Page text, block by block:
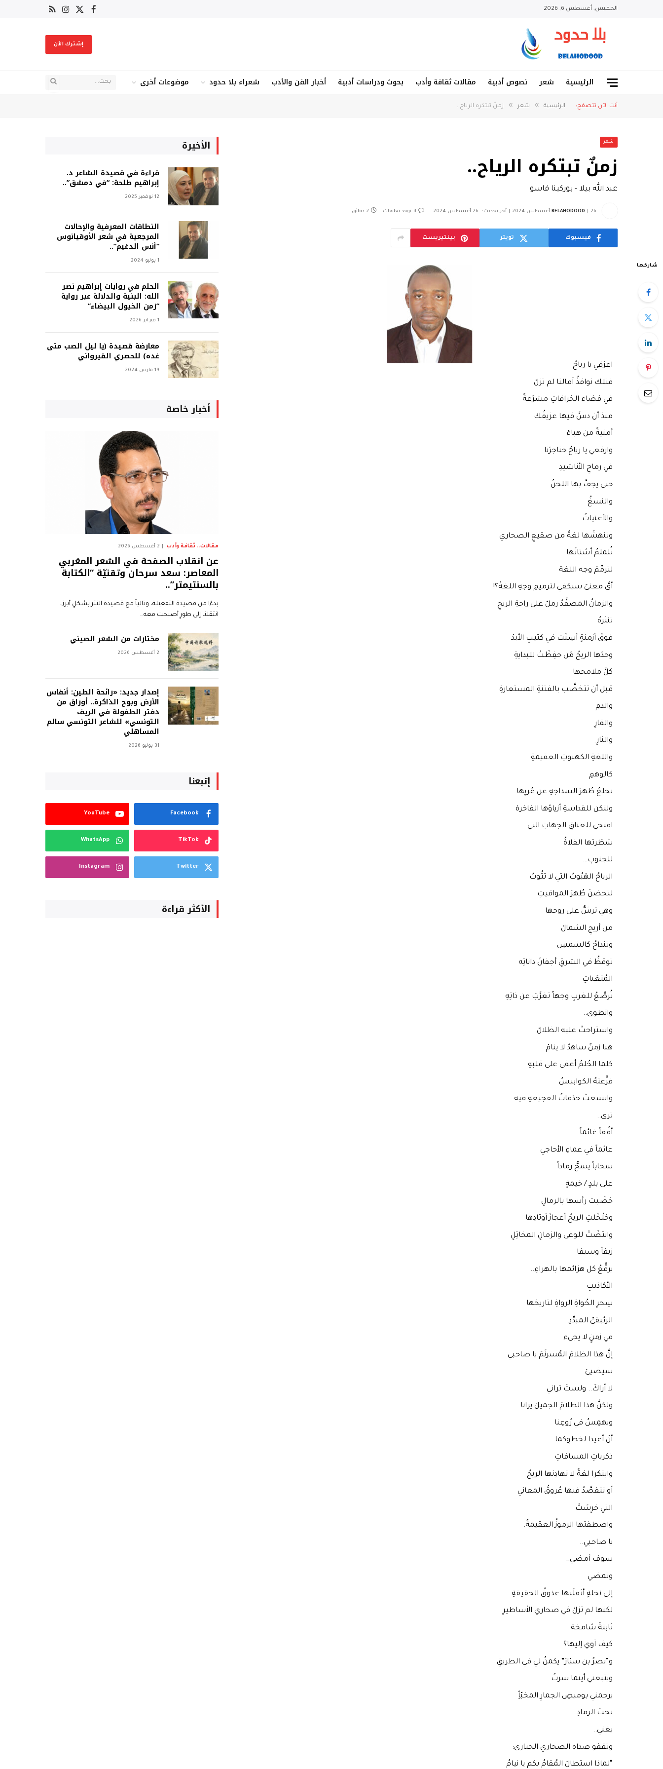
الخميس, أغسطس 6, 2026
فيسبوك
X
الانستغرام
RSS
إشترك الآن
الرئيسية شعر نصوص أدبية مقالات ثقافة وأدب بحوث ودراسات أدبية أخبار الفن والأدب شعراء بلا حدود موضوعات أخرى
أنت الآن تتصفح: الرئيسية » شعر » زمنٌ تبتكره الرياح..
شعر
زمنٌ تبتكره الرياح..
عبد الله بيلا - بوركينا فاسو
BELAHODOOD 26 أغسطس 2024 آخر تحديث: 26 أغسطس 2024 لا توجد تعليقات 2 دقائق
فيسبوك تويتر بينتيريست
شاركها
اعزفي يا رياحُ
فتلك نوافذُ آمالنا لم تزلْ
في فضاء الخرافاتِ مشرَعةً
منذ أن دسَّ فيها عزيفُك
أمنيةً من هباءْ
وارفعي يا رياحُ حناجرَنا
في رماحِ الأناشيدِ
حتى يجفَّ بها اللحنُ
والنسغُ
والأغنياتُ
وتنهشَها لغةٌ من صقيعِ الصحاري
تُلملمُ أشتاتَها
لترمِّمَ وجه اللغة
أيُّ معنىً سيكفي لترميمِ وجهِ اللغةْ؟!
والزمانُ المصفَّدُ رملٌ على راحةِ الريحِ
تنثرهُ
فوقَ أزمنةٍ أسِنَت في كثيبِ الأبدْ
وحدَها الريحُ مَن حفِظَتْ للبدايةِ
كلَّ ملامحها
قبل أن تتخضَّب بالفتنةِ المستعارةِ
والدمِ
والقارِ
والنارِ
واللغةِ الكهنوتِ العقيمةِ
كالوهمِ
تخلعُ طُهرَ السذاجةِ عن عُريِها
ولتكن للقداسةِ أزياؤها الفاخرة
افتحي للعناقِ الجهاتِ التي
شطَرتها الفلاةُ
للجنوبِ…
الرياحُ الهَبُوبُ التي لا تثُوبُ
لتحضنَ طُهرَ المواقيتِ
وهي ترشُّ على روحها
من أريجِ الشمالْ
وتنداحُ كالشمسِ
توقظُ في الشرقِ أجفانَ داناتِه
المُتعَباتِ
تُرصِّعُ للغربِ وجهاً تغرَّبَ عن ذاتِهِ
وانطوى..
واستراحتْ عليه الظلالْ
هنا زمنٌ ساهدٌ لا ينامْ
كلما الحُلمُ أغفى على قلبهِ
فزَّعتهُ الكوابيسُ
واتسعتْ حدَقاتُ الفجيعةِ فيه
ترى..
أفُقاً غائماً
عائماً في عماءِ الأحاجي
سحاباً يسحُّ رماداً
على بلدٍ / خيمةٍ
خضَبت رأسها بالرمالِ
وخلْخَلتِ الريحُ أعجازَ أوتادِها
وانتضَتْ للوغى والزمانِ المخاتِلِ
زيفاً وسيفا
يرقِّعُ كل هزائمها بالهراءِ..
الأكاذيبِ
سِحرِ الحُواةِ الرواةِ لتاريخها
الزئبقيِّ المبدِّدِ
في زمنٍ لا يجيء
إنَّ هذا الظلامَ المُسرنَمَ يا صاحبي
سيضيئ
لا أراكَ.. ولستَ تراني
ولكنَّ هذا الظلامَ الجميلَ يرانا
ويهمِسُ في رُوعِنا
أنْ أعيدا لخطوِكما
ذكرياتِ المسافاتِ
وابتكرا لغةً لا تهادِنها الريحُ
أو تتفصَّدُ فيها عُروقُ المعاني
التي خرِسَتْ
واصطفتها الرموزُ العقيمةُ.
يا صاحبي..
سوف أمضي..
وتمضي
إلى نخلةٍ أثقلَتها عذوقُ الحقيقةِ
لكنها لم تزلْ في صحاري الأساطيرِ
ثابتةً شامخة
كيف آوي إليها؟
و”نصرُ بن سيّارَ” يكمنُ لي في الطريقِ
ويتبعني أينما سرتُ
يرجمني بوميضِ الجمارِ المخبّأِ
تحتَ الرمادِ
يغني..
وتقفو صداه الصحاري الحيارى:
“لماذا استطالَ المُقامُ بكم يا نيامُ
الأخيرة
قراءة في قصيدة الشاعر د.
إبراهيم طلحة: “في دمشق”..
12 نوفمبر 2025
النطاقات المعرفية والإحالات
المرجعية في شعر الأوقيانوس
“أنس الدغيم”..
1 يوليو 2024
الحلم في روايات إبراهيم نصر
الله: البنية والدلالة عبر رواية
“زمن الخيول البيضاء”
1 فبراير 2026
معارضة قصيدة (يا ليل الصب متى
غده) للحصري القيرواني
19 مارس 2024
أخبار خاصة
مقالات.. ثقافة وأدب 2 أغسطس 2026
عن انقلاب الصفحة في الشعر المغربي
المعاصر: سعد سرحان وتقنيّة “الكتابة
بالسنتيمتر”..
بدءًا من قصيدة التفعيلة، وتالياً مع قصيدة النثر بشكلٍ أبرز،
انتقلنا إلى طورٍ أصبحت معه…
مختارات من الشعر الصيني
2 أغسطس 2026
إصدار جديد: «رائحة الطين: أنفاس
الأرض وبوح الذاكرة.. أوراق من
دفتر الطفولة في الريف
التونسي» للشاعر التونسي سالم
المساهلي
31 يوليو 2026
إتبعنا
Facebook
YouTube
TikTok
WhatsApp
Twitter
Instagram
الأكثر قراءة